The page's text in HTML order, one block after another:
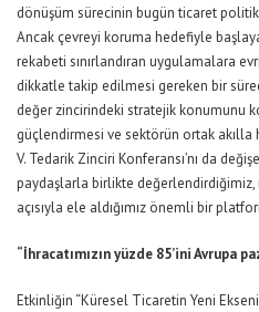
dönüşüm sürecinin bugün ticaret
Ancak çevreyi koruma hedefiyle
rekabeti sınırlandıran uygulamalara
dikkatle takip edilmesi gereken bir
değer zincirindeki stratejik konumunu
güçlendirmesi ve sektörün ortak akılla
V. Tedarik Zinciri Konferansı’nı da
paydaşlarla birlikte değerlendirdiğimiz,
açısıyla ele aldığımız önemli bir
“İhracatımızın yüzde 85’ini Avrupa
Etkinliğin “Küresel Ticaretin Yeni